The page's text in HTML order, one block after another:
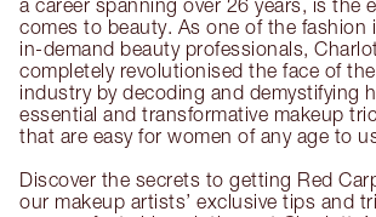
a career spanning over 26 years, is the
comes to beauty. As one of the fashion
in-demand beauty professionals,
completely revolutionised the face of
industry by decoding and demystifying
essential and transformative makeup
that are easy for women of any age to
Discover the secrets to getting Red
our makeup artists’ exclusive tips and